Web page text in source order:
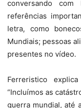
conversando
referências
letra, como
Mundiais; pessoas
presentes no vídeo.
Ferreristico
“Incluímos as
guerra mundial, até